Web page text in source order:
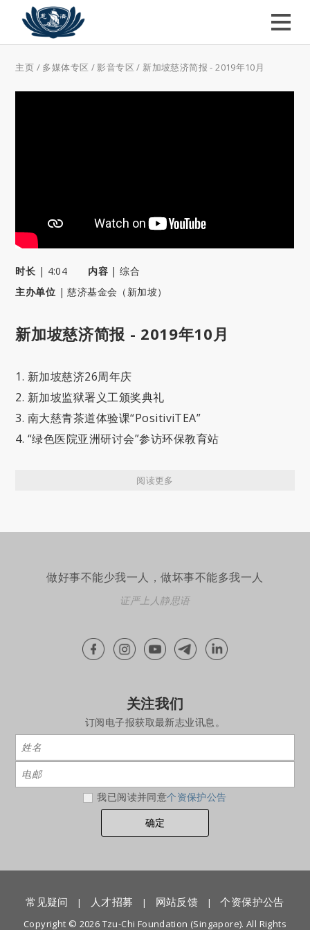
主页 / 多媒体专区 /影音专区 / 新加坡慈济简报 - 2019年10月
时长 | 4:04 内容 |综合
主办单位 |慈济基金会（新加坡）
新加坡慈济简报 - 2019年10月
1. 新加坡慈济26周年庆
2. 新加坡监狱署义工颁奖典礼
3. 南大慈青茶道体验课“PositiviTEA”
4. “绿色医院亚洲研讨会”参访环保教育站
阅读更多
做好事不能少我一人，做坏事不能多我一人
证严上人静思语
关注我们
订阅电子报获取最新志业讯息。
我已阅读并同意个资保护公告
常见疑问 | 人才招募 | 网站反馈 | 个资保护公告
Copyright © 2026 Tzu-Chi Foundation (Singapore). All Rights